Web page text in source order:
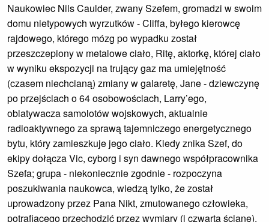
Naukowiec Nils Caulder, zwany Szefem, gromadzi w swoim
domu nietypowych wyrzutków - Cliffa, byłego kierowcę
rajdowego, którego mózg po wypadku został
przeszczepiony w metalowe ciało, Ritę, aktorkę, której ciało
w wyniku ekspozycji na trujący gaz ma umiejętność
(czasem niechcianą) zmiany w galaretę, Jane - dziewczynę
po przejściach o 64 osobowościach, Larry’ego,
oblatywacza samolotów wojskowych, aktualnie
radioaktywnego za sprawą tajemniczego energetycznego
bytu, który zamieszkuje jego ciało. Kiedy znika Szef, do
ekipy dołącza Vic, cyborg i syn dawnego współpracownika
Szefa; grupa - niekoniecznie zgodnie - rozpoczyna
poszukiwania naukowca, wiedzą tylko, że został
uprowadzony przez Pana Nikt, zmutowanego człowieka,
potrafiącego przechodzić przez wymiary (i czwartą ścianę).